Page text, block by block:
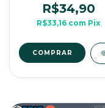
R$34,90
R$33,16 com Pix
COMPRAR